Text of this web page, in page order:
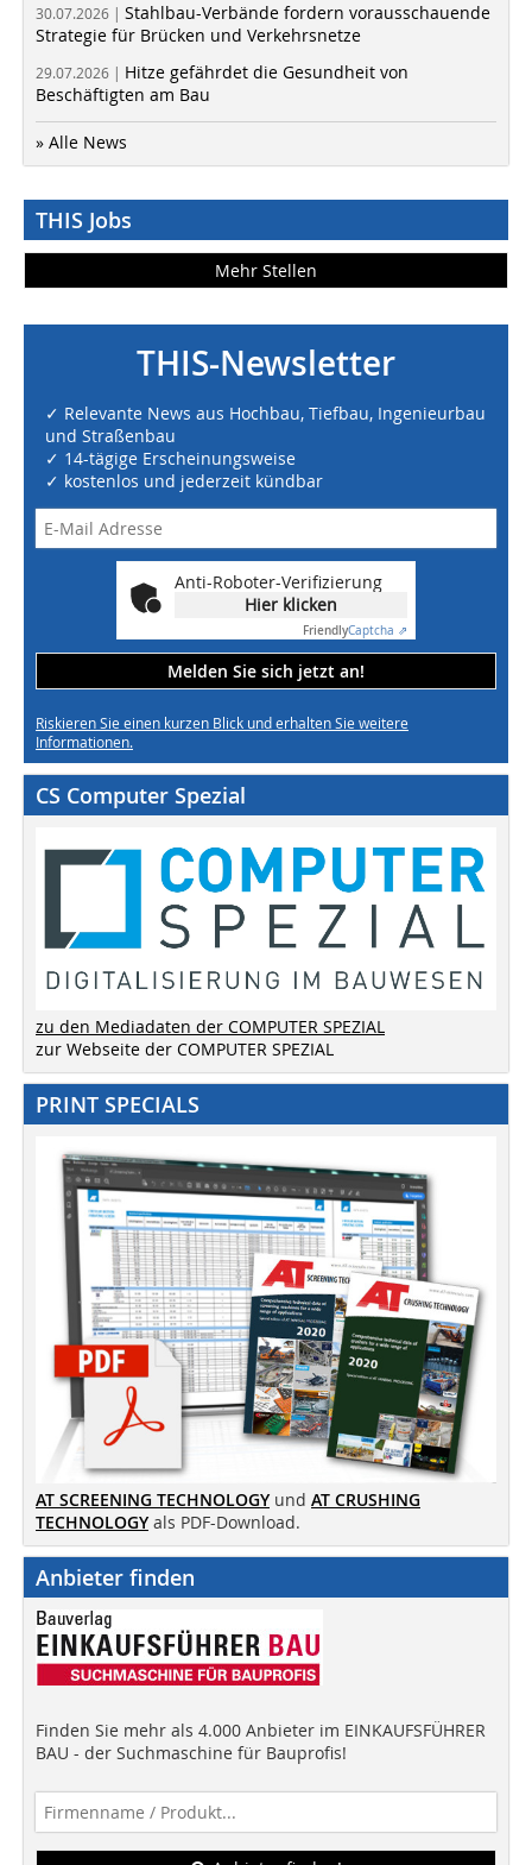
30.07.2026 | Stahlbau-Verbände fordern vorausschauende
Strategie für Brücken und Verkehrsnetze
29.07.2026 | Hitze gefährdet die Gesundheit von
Beschäftigten am Bau
» Alle News
THIS Jobs
Mehr Stellen
THIS-Newsletter
✓ Relevante News aus Hochbau, Tiefbau, Ingenieurbau
und Straßenbau
✓ 14-tägige Erscheinungsweise
✓ kostenlos und jederzeit kündbar
Anti-Roboter-Verifizierung
Hier klicken
FriendlyCaptcha ⇗
Melden Sie sich jetzt an!
Riskieren Sie einen kurzen Blick und erhalten Sie weitere
Informationen.
CS Computer Spezial
zu den Mediadaten der COMPUTER SPEZIAL
zur Webseite der COMPUTER SPEZIAL
PRINT SPECIALS
AT SCREENING TECHNOLOGY und AT CRUSHING
TECHNOLOGY als PDF-Download.
Anbieter finden
Finden Sie mehr als 4.000 Anbieter im EINKAUFSFÜHRER
BAU - der Suchmaschine für Bauprofis!